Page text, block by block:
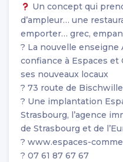
Un concept qui
d’ampleur… une
emporter… grec,
? La nouvelle enseigne
confiance à Espaces
ses nouveaux locaux
? 73 route de
? Une implantation
Strasbourg, l’agence
de Strasbourg et de
? www.espaces-
? 07 61 87 67 67